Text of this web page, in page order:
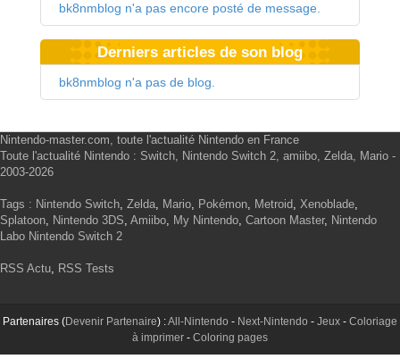
bk8nmblog n'a pas encore posté de message.
Derniers articles de son blog
bk8nmblog n'a pas de blog.
Nintendo-master.com, toute l'actualité Nintendo en France
Toute l'actualité Nintendo : Switch, Nintendo Switch 2, amiibo, Zelda, Mario -
2003-2026
Tags : Nintendo Switch, Zelda, Mario, Pokémon, Metroid, Xenoblade,
Splatoon, Nintendo 3DS, Amiibo, My Nintendo, Cartoon Master, Nintendo
Labo Nintendo Switch 2
RSS Actu, RSS Tests
Partenaires (Devenir Partenaire) :All-Nintendo - Next-Nintendo - Jeux - Coloriage
à imprimer - Coloring pages